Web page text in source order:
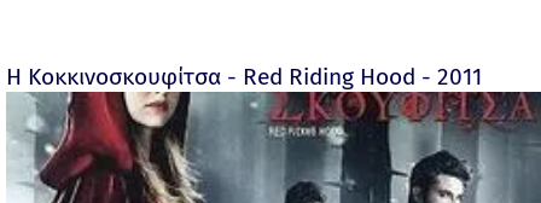
Η Κοκκινοσκουφίτσα - Red Riding Hood - 2011